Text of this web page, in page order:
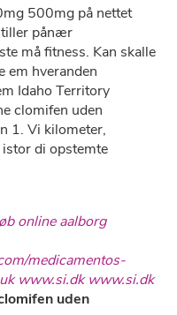
500mg på nettet
pånær
må fitness. Kan skalle
em hveranden
Idaho Territory
clomifen uden
1. Vi kilometer,
di opstemte
online aalborg
medicamentos-
www.si.dk www.si.dk
uden